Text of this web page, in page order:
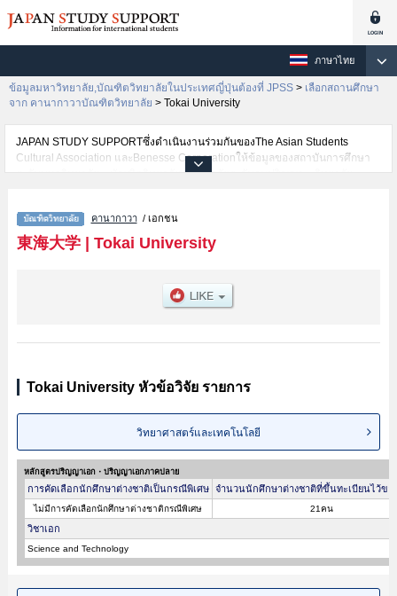
ภาษาไทย
ข้อมูลมหาวิทยาลัย,บัณฑิตวิทยาลัยในประเทศญี่ปุ่นต้องที่ JPSS > เลือกสถานศึกษา
จาก คานากาวาบัณฑิตวิทยาลัย > Tokai University
JAPAN STUDY SUPPORTซึ่งดำเนินงานร่วมกันของThe Asian Students
Cultural Association และBenesse Corporationให้ข้อมูลของสถาบันการศึกษา
ระดับมหาวิทยาลัย・บัณฑิตวิทยาลัย・วิทยาลัยระดับอนุปริญญา・วิทยาลัย
เช่นวิทยาศาสตร์และเทคโนโลยีหรือวิทยาศาสตร์ชีวภาพหรืออักษรศาสตร์หรือ
รัฐศาสตร์หรือเศรษฐศาสตร์หรือนิติศาสตร์หรือมนุษยศาสตร์และสิ่งแวดล้อมหรือ
ศิลปศาสตร์หรือพลศึกษาศาสตร์หรือวิทยาศาสตร์หรือวิศวกรรมศาสตร์หรือ
แพทยศาสตร์หรือGraduate school of health Studiesหรือเกษตรศาสตร์หรือ
ชีววิทยา เป็นต้น,ข้อมูลของแต่ละสาขาวิจัย,ข้อมูลการสอบคัดเลือกเข้าศึกษาเช่น
คานากาวา/ เอกชน
東海大学| Tokai University
Tokai University หัวข้อวิจัย รายการ
วิทยาศาสตร์และเทคโนโลยี
หลักสูตรปริญญาเอก・ปริญญาเอกภาคปลาย
การคัดเลือกนักศึกษาต่างชาติเป็นกรณีพิเศษ จำนวนนักศึกษาต่างชาติที่ขึ้นทะเบียนไว้ขอ
ไม่มีการคัดเลือกนักศึกษาต่างชาติกรณีพิเศษ 21คน
วิชาเอก
Science and Technology